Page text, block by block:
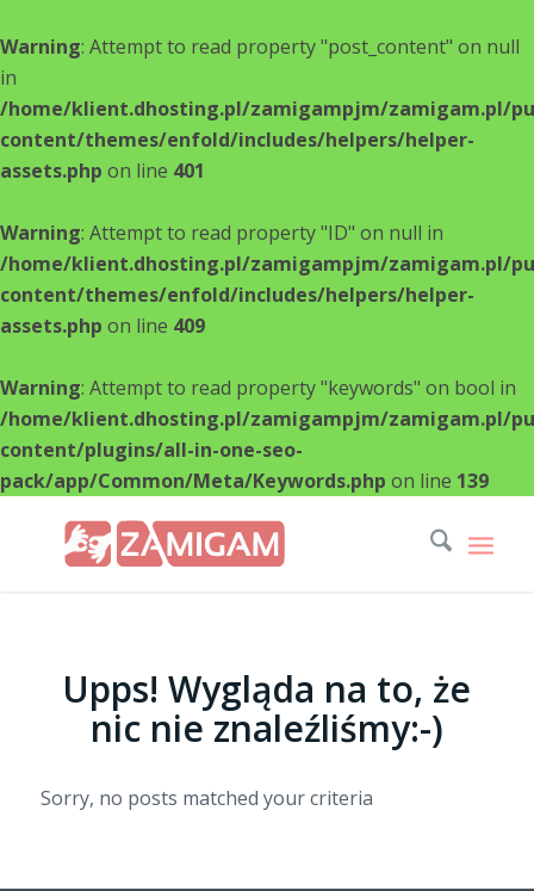
Warning: Attempt to read property "post_content" on null
in
/home/klient.dhosting.pl/zamigampjm/zamigam.pl/
content/themes/enfold/includes/helpers/helper-
assets.php on line 401
Warning: Attempt to read property "ID" on null in
/home/klient.dhosting.pl/zamigampjm/zamigam.pl/
content/themes/enfold/includes/helpers/helper-
assets.php on line 409
Warning: Attempt to read property "keywords" on bool in
/home/klient.dhosting.pl/zamigampjm/zamigam.pl/
content/plugins/all-in-one-seo-
pack/app/Common/Meta/Keywords.php on line 139
Upps! Wygląda na to, że
nic nie znaleźliśmy:-)
Sorry, no posts matched your criteria